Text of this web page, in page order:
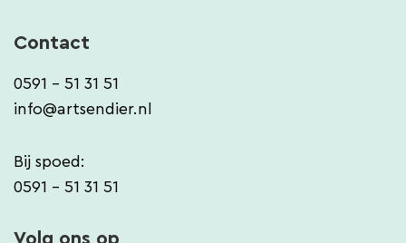
Contact
0591 - 51 31 51
info@artsendier.nl
Bij spoed:
0591 - 51 31 51
Volg ons op